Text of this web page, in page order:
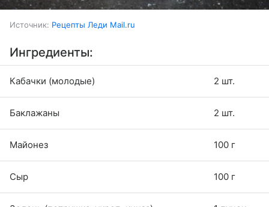
Источник: Рецепты Леди Mail.ru
Ингредиенты:
Кабачки (молодые) 2 шт.
Баклажаны 2 шт.
Майонез 100 г
Сыр 100 г